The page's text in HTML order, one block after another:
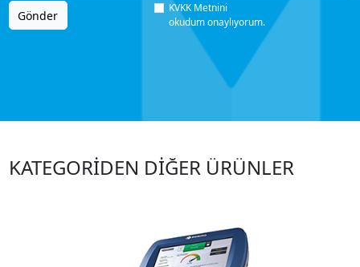
Gönder
KVKK Metnini
okudum onaylıyorum.
KATEGORİDEN DİĞER ÜRÜNLER